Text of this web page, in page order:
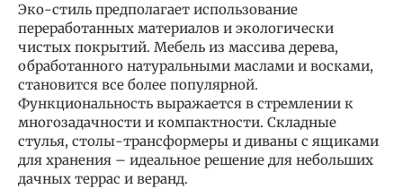
Эко-стиль предполагает использование
переработанных материалов и экологически
чистых покрытий. Мебель из массива дерева,
обработанного натуральными маслами и восками,
становится все более популярной.
Функциональность выражается в стремлении к
многозадачности и компактности. Складные
стулья, столы-трансформеры и диваны с ящиками
для хранения – идеальное решение для небольших
дачных террас и веранд.